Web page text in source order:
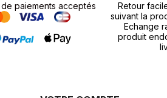
paiements acceptés
Retour
suivant la
Echange
produit